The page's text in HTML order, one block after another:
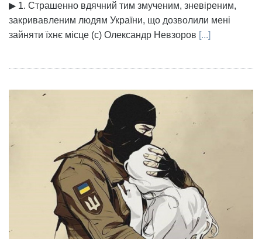
▶ 1. Страшенно вдячний тим змученим, зневіреним,
закривавленим людям України, що дозволили мені
зайняти їхнє місце (с) Олександр Невзоров [...]